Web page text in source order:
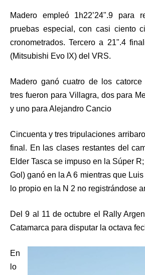
Madero empleó 1h22’24".9 para
pruebas especial, con casi ciento
cronometrados. Tercero a 21".4
(Mitsubishi Evo IX) del VRS.
Madero ganó cuatro de los catorce
tres fueron para Villagra, dos para
y uno para Alejandro Cancio
Cincuenta y tres tripulaciones
final. En las clases restantes del
Elder Tasca se impuso en la Súper
Gol) ganó en la A 6 mientras que
lo propio en la N 2 no registrándose
Del 9 al 11 de octubre el Rally
Catamarca para disputar la octava
En
lo